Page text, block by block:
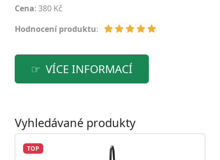
Cena: 380 Kč
Hodnocení produktu:
VÍCE INFORMACÍ
Vyhledávané produkty
TOP